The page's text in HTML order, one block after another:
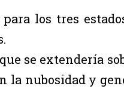
los tres
se extendería
la nubosidad y